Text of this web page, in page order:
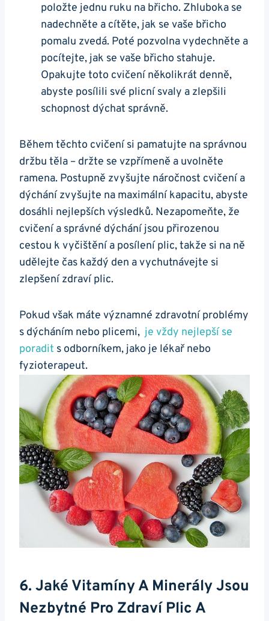
položte jednu ruku na břicho. Zhluboka se
nadechněte a cítěte, jak se vaše břicho
pomalu zvedá. Poté pozvolna‍ vydechněte a
pocítejte, jak se vaše břicho stahuje.
Opakujte toto cvičení několikrát‌ denně,
abyste posílili‍ své plicní svaly a ‌zlepšili
schopnost dýchat⁢ správně.
Během těchto‌ cvičení si‍ pamatujte na ​správnou
držbu ⁣těla​ – držte se vzpřímeně⁤ a uvolněte
ramena. ‌Postupně zvyšujte náročnost⁣ cvičení a
dýchání‌ zvyšujte na‌ maximální ‍kapacitu, abyste
dosáhli nejlepších výsledků.⁤ Nezapomeňte, že
cvičení a správné ​dýchání⁣ jsou⁤ přirozenou
cestou k vyčištění a ⁢posílení plic, takže ⁣si na ně⁤
udělejte čas každý⁣ den a vychutnávejte si
zlepšení zdraví plic.
Pokud však ​máte významné zdravotní problémy
s⁢ dýcháním nebo plicemi, ‍ je vždy nejlepší se
poradit s odborníkem, jako je lékař nebo
fyzioterapeut.
6. Jaké Vitamíny ‍a Minerály Jsou
Nezbytné Pro Zdraví Plic A